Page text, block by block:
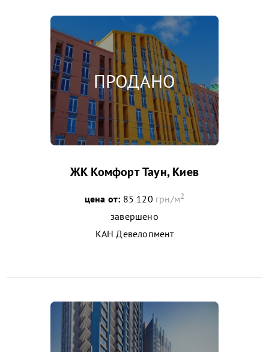
ЖК Комфорт Таун, Киев
цена от: 85 120 грн/м2
завершено
КАН Девелопмент